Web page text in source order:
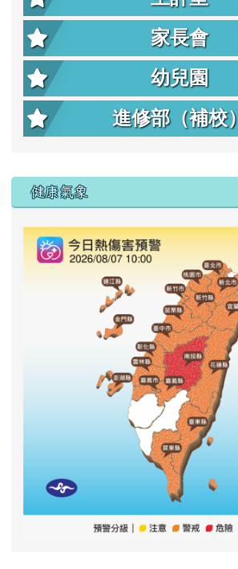
家長會
幼兒園
進修部（補校）
右邊區域內容
健康氣象